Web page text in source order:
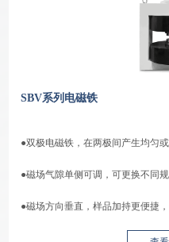
SBV系列电磁铁
●双极电磁铁，在两极间产生均匀或
●磁场气隙单侧可调，可更换不同规
●磁场方向垂直，样品加持更便捷